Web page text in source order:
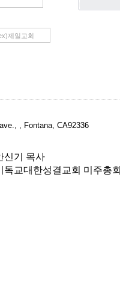
, Fontana, CA92336
신기 목사
독교대한성결교회 미주총회